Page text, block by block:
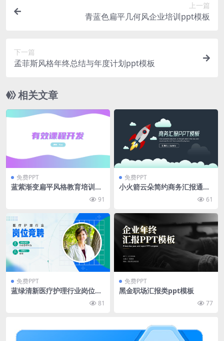
上一篇
青蓝色扁平几何风企业培训ppt模板
下一篇
孟菲斯风格年终总结与年度计划ppt模板
相关文章
免费PPT
蓝紫渐变扁平风格教育培训课
91
免费PPT
小火箭云朵简约商务汇报通用
61
免费PPT
蓝绿清新医疗护理行业岗位竞
81
免费PPT
黑金职场汇报类ppt模板
77